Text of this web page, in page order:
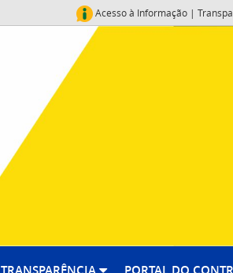
Acesso à Informação |